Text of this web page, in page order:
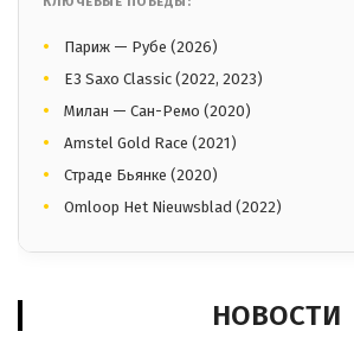
Париж — Рубе (2026)
E3 Saxo Classic (2022, 2023)
Милан — Сан-Ремо (2020)
Amstel Gold Race (2021)
Страде Бьянке (2020)
Omloop Het Nieuwsblad (2022)
НОВОСТИ